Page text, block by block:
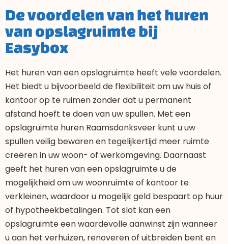
De voordelen van het huren
van opslagruimte bij
Easybox
Het huren van een opslagruimte heeft vele voordelen.
Het biedt u bijvoorbeeld de flexibiliteit om uw huis of
kantoor op te ruimen zonder dat u permanent
afstand hoeft te doen van uw spullen. Met een
opslagruimte huren Raamsdonksveer kunt u uw
spullen veilig bewaren en tegelijkertijd meer ruimte
creëren in uw woon- of werkomgeving. Daarnaast
geeft het huren van een opslagruimte u de
mogelijkheid om uw woonruimte of kantoor te
verkleinen, waardoor u mogelijk geld bespaart op huur
of hypotheekbetalingen. Tot slot kan een
opslagruimte een waardevolle aanwinst zijn wanneer
u aan het verhuizen, renoveren of uitbreiden bent en